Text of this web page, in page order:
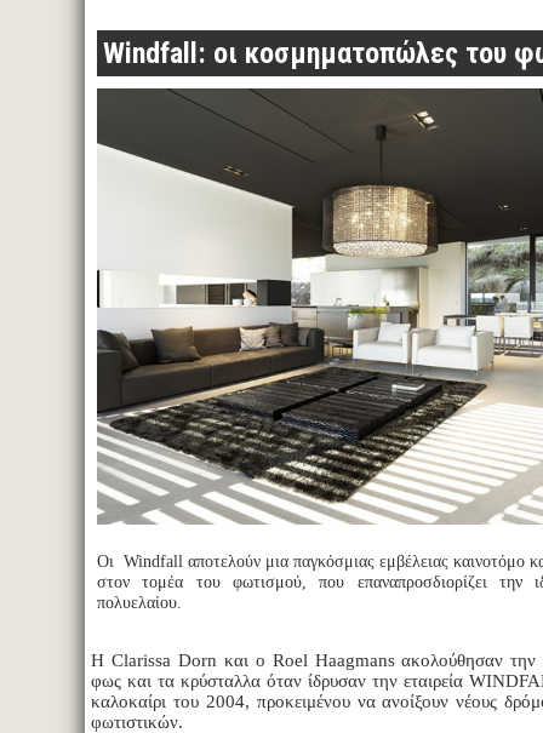
Windfall: οι κοσμηματοπώλες του
Οι Windfall αποτελούν μια παγκόσμιας εμβέλειας καινοτόμο
στον τομέα του φωτισμού, που επαναπροσδιορίζει την
πολυελαίου.
Η Clarissa Dorn και ο Roel Haagmans ακολούθησαν την
φως και τα κρύσταλλα όταν ίδρυσαν την εταιρεία
καλοκαίρι του 2004, προκειμένου να ανοίξουν νέους
φωτιστικών.